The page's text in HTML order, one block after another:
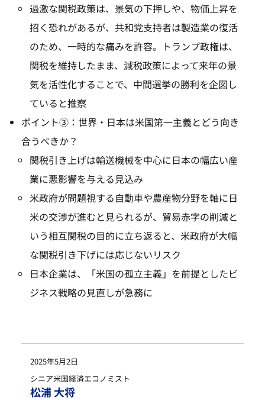
過激な関税政策は、景気の下押しや、物価上昇を
招く恐れがあるが、共和党支持者は製造業の復活
のため、一時的な痛みを許容。トランプ政権は、
関税を維持したまま、減税政策によって来年の景
気を活性化することで、中間選挙の勝利を企図し
ていると推察
ポイント③：世界・日本は米国第一主義とどう向き
合うべきか？
関税引き上げは輸送機械を中心に日本の幅広い産
業に悪影響を与える見込み
米政府が問題視する自動車や農産物分野を軸に日
米の交渉が進むと見られるが、貿易赤字の削減と
いう相互関税の目的に立ち返ると、米政府が大幅
な関税引き下げには応じないリスク
日本企業は、「米国の孤立主義」を前提としたビ
ジネス戦略の見直しが急務に
2025年5月2日
シニア米国経済エコノミスト
松浦 大将